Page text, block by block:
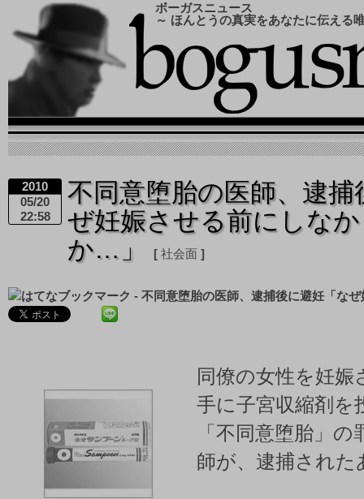
ボーガスニュース
～ ほんとうの真実をあなたに伝える
2010
05/20
22:58
不同意堕胎の医師、逮捕
ぜ妊娠させる前にしな
か…」
社会面
同僚の女性を妊
手に子宮収縮剤を
「不同意堕胎」
師が、逮捕され